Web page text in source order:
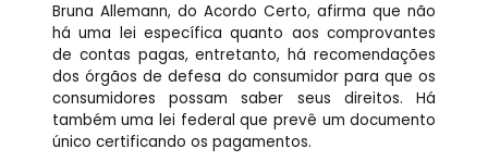
Bruna Allemann, do Acordo Certo, afirma que não
há uma lei específica quanto aos comprovantes
de contas pagas, entretanto, há recomendações
dos órgãos de defesa do consumidor para que os
consumidores possam saber seus direitos. Há
também uma lei federal que prevê um documento
único certificando os pagamentos.